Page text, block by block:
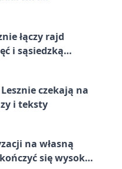
łączy rajd
i sąsiedzką
czekają na
i teksty
na własną
się wysoką